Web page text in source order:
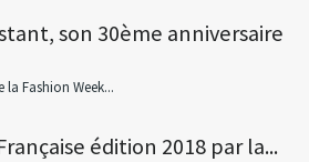
son 30ème anniversaire
la Fashion Week...
édition 2018 par la...